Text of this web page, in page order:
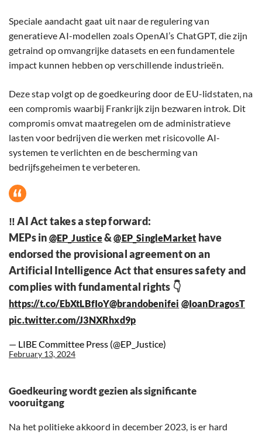
Speciale aandacht gaat uit naar de regulering van
generatieve AI-modellen zoals OpenAI’s ChatGPT, die zijn
getraind op omvangrijke datasets en een fundamentele
impact kunnen hebben op verschillende industrieën.
Deze stap volgt op de goedkeuring door de EU-lidstaten, na
een compromis waarbij Frankrijk zijn bezwaren introk. Dit
compromis omvat maatregelen om de administratieve
lasten voor bedrijven die werken met risicovolle AI-
systemen te verlichten en de bescherming van
bedrijfsgeheimen te verbeteren.
‼️ AI Act takes a step forward:
MEPs in @EP_Justice&@EP_SingleMarket have
endorsed the provisional agreement on an
Artificial Intelligence Act that ensures safety and
complies with fundamental rights 👇
https://t.co/EbXtLBfIoY@brandobenifei @IoanDragosT
pic.twitter.com/J3NXRhxd9p
— LIBE Committee Press (@EP_Justice)
February 13, 2024
Goedkeuring wordt gezien als significante
vooruitgang
Na het politieke akkoord in december 2023, is er hard